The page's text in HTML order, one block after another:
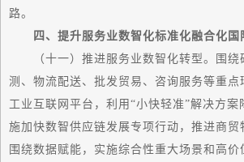
路。
四、提升服务业数智化标准化融合化国
（十一）推进服务业数智化转型。围绕
测、物流配送、批发贸易、咨询服务等重点
工业互联网平台，利用“小快轻准”解决方案
施加快数智供应链发展专项行动，推进商贸
围绕数据赋能，实施综合性重大场景和高